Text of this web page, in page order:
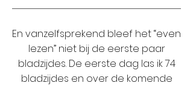
En vanzelfsprekend bleef het “even
lezen” niet bij de eerste paar
bladzijdes. De eerste dag las ik 74
bladzijdes en over de komende